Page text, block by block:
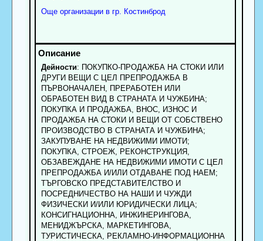
Още организации в гр. Костинброд
Дейности: ПОКУПКО-ПРОДАЖБА НА СТОКИ ИЛИ
ДРУГИ ВЕЩИ С ЦЕЛ ПРЕПРОДАЖБА В
ПЪРВОНАЧАЛЕН, ПРЕРАБОТЕН ИЛИ
ОБРАБОТЕН ВИД В СТРАНАТА И ЧУЖБИНА;
ПОКУПКА И ПРОДАЖБА, ВНОС, ИЗНОС И
ПРОДАЖБА НА СТОКИ И ВЕЩИ ОТ СОБСТВЕНО
ПРОИЗВОДСТВО В СТРАНАТА И ЧУЖБИНА;
ЗАКУПУВАНЕ НА НЕДВИЖИМИ ИМОТИ;
ПОКУПКА, СТРОЕЖ, РЕКОНСТРУКЦИЯ,
ОБЗАВЕЖДАНЕ НА НЕДВИЖИМИ ИМОТИ С ЦЕЛ
ПРЕПРОДАЖБА И/ИЛИ ОТДАВАНЕ ПОД НАЕМ;
ТЪРГОВСКО ПРЕДСТАВИТЕЛСТВО И
ПОСРЕДНИЧЕСТВО НА НАШИ И ЧУЖДИ
ФИЗИЧЕСКИ И/ИЛИ ЮРИДИЧЕСКИ ЛИЦА;
КОНСИГНАЦИОННА, ИНЖИНЕРИНГОВА,
МЕНИДЖЪРСКА, МАРКЕТИНГОВА,
ТУРИСТИЧЕСКА, РЕКЛАМНО-ИНФОРМАЦИОННА